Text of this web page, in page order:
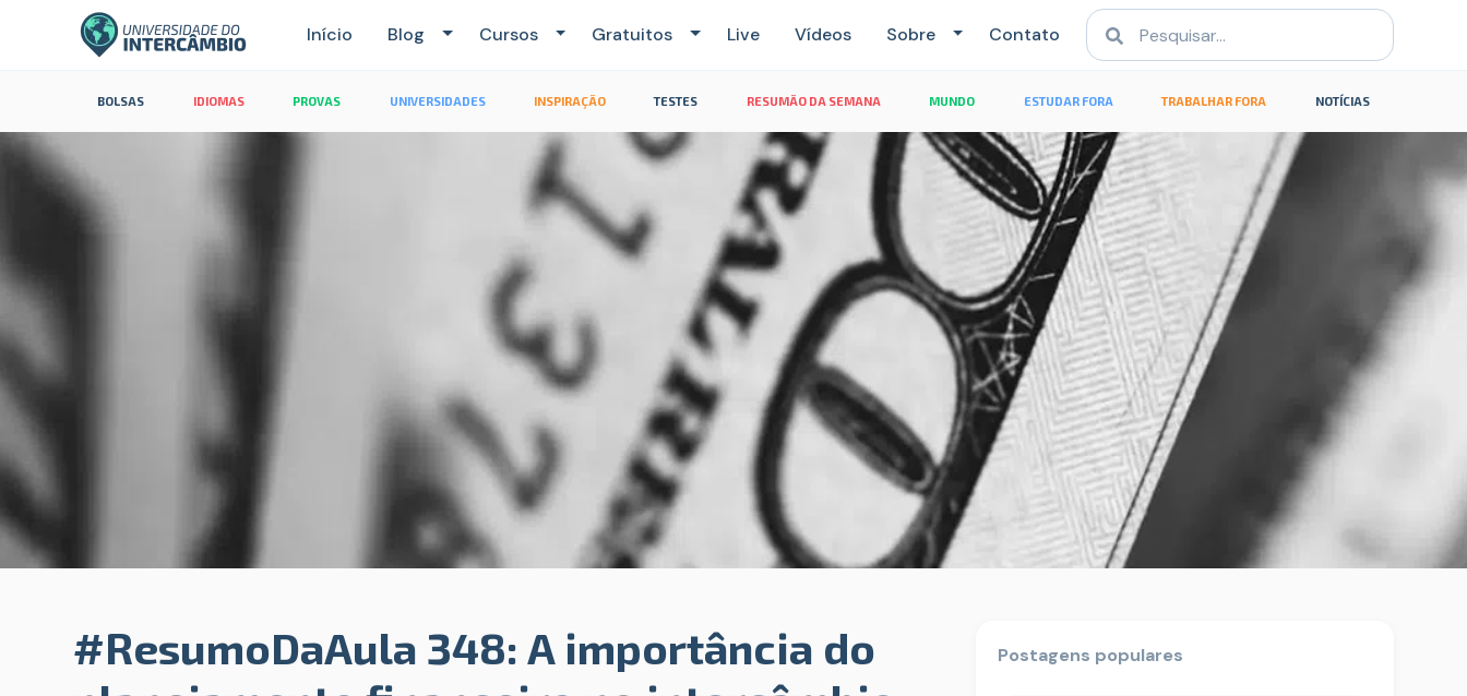
Início Blog Cursos Gratuitos Live Vídeos Sobre Contato
BOLSAS IDIOMAS PROVAS UNIVERSIDADES INSPIRAÇÃO TESTES RESUMÃO DA SEMANA MUNDO ESTUDAR FORA TRABALHAR FORA NOTÍCIAS
#ResumoDaAula 348: A importância do
Postagens populares